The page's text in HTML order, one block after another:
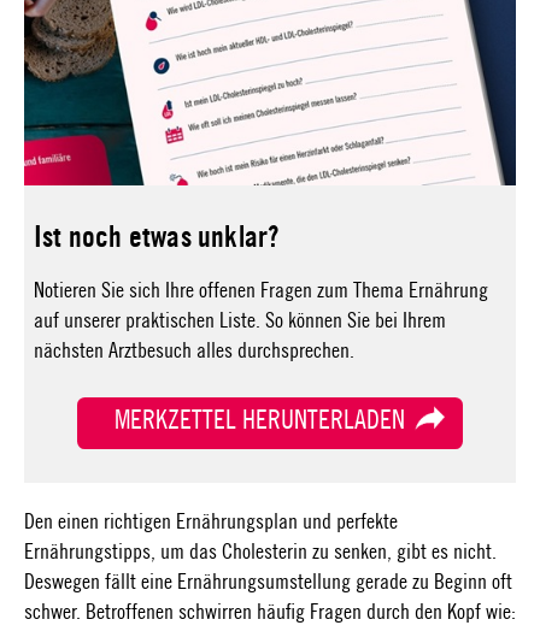
Ist noch etwas unklar?
Notieren Sie sich Ihre offenen Fragen zum Thema Ernährung
auf unserer praktischen Liste. So können Sie bei Ihrem
nächsten Arztbesuch alles durchsprechen.
MERKZETTEL HERUNTERLADEN
Den einen richtigen Ernährungsplan und perfekte
Ernährungstipps, um das Cholesterin zu senken, gibt es nicht.
Deswegen fällt eine Ernährungsumstellung gerade zu Beginn oft
schwer. Betroffenen schwirren häufig Fragen durch den Kopf wie: